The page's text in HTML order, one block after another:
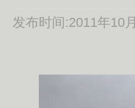
发布时间:2011年10